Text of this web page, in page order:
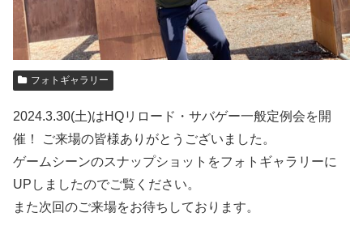
フォトギャラリー
2024.3.30(土)はHQリロード・サバゲー一般定例会を開
催！ ご来場の皆様ありがとうございました。
ゲームシーンのスナップショットをフォトギャラリーに
UPしましたのでご覧ください。
また次回のご来場をお待ちしております。